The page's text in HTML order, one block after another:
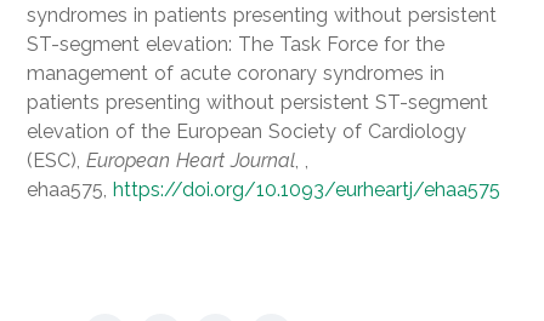
syndromes in patients presenting without persistent
ST-segment elevation: The Task Force for the
management of acute coronary syndromes in
patients presenting without persistent ST-segment
elevation of the European Society of Cardiology
(ESC), European Heart Journal, ,
ehaa575, https://doi.org/10.1093/eurheartj/ehaa575